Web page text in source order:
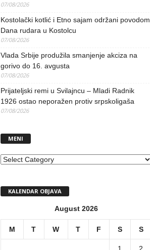
07/08/2026
Kostolački kotlić i Etno sajam održani povodom
Dana rudara u Kostolcu
07/08/2026
Vlada Srbije produžila smanjenje akciza na
gorivo do 16. avgusta
07/08/2026
Prijateljski remi u Svilajncu – Mladi Radnik
1926 ostao neporažen protiv srpskoligaša
07/08/2026
MENI
MENI
KALENDAR OBJAVA
August 2026
M T W T F S S
1 2